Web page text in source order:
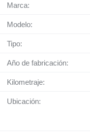
Marca:
Modelo:
Tipo:
Año de fabricación:
Kilometraje:
Ubicación: